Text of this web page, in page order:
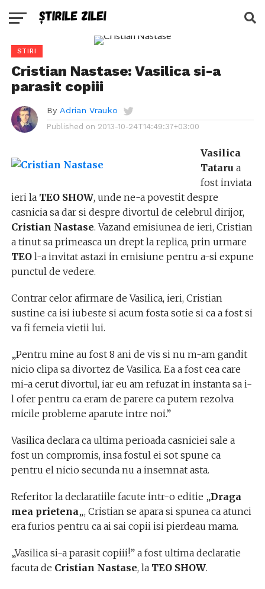
STIRI
Cristian Nastase: Vasilica si-a
parasit copiii
By Adrian Vrauko
Published on 2013-10-24T14:49:37+03:00
Vasilica
Tatarua
fost inviata
ieri la TEO SHOW, unde ne-a povestit despre
casnicia sa dar si despre divortul de celebrul dirijor,
Cristian Nastase. Vazand emisiunea de ieri, Cristian
a tinut sa primeasca un drept la replica, prin urmare
TEOl-a invitat astazi in emisiune pentru a-si expune
punctul de vedere.
Contrar celor afirmare de Vasilica, ieri, Cristian
sustine ca isi iubeste si acum fosta sotie si ca a fost si
va fi femeia vietii lui.
„Pentru mine au fost 8 ani de vis si nu m-am gandit
nicio clipa sa divortez de Vasilica. Ea a fost cea care
mi-a cerut divortul, iar eu am refuzat in instanta sa i-
l ofer pentru ca eram de parere ca putem rezolva
micile probleme aparute intre noi.”
Vasilica declara ca ultima perioada casniciei sale a
fost un compromis, insa fostul ei sot spune ca
pentru el nicio secunda nu a insemnat asta.
Referitor la declaratiile facute intr-o editie „Draga
mea prietena„, Cristian se apara si spunea ca atunci
era furios pentru ca ai sai copii isi pierdeau mama.
„Vasilica si-a parasit copiii!” a fost ultima declaratie
facuta de Cristian Nastase, la TEO SHOW.